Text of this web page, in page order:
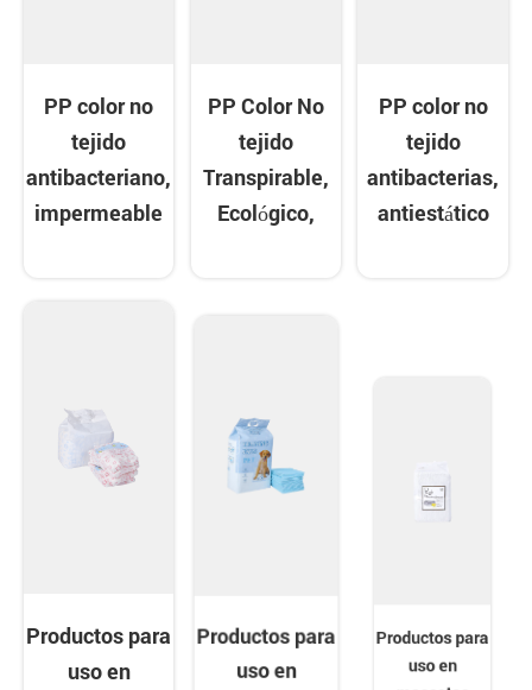
PP color no
tejido
antibacteriano,
impermeable
PP Color No
tejido
Transpirable,
Ecológico,
PP color no
tejido
antibacterias,
antiestático
Productos para
uso en
Productos para
uso en
Productos para
uso en